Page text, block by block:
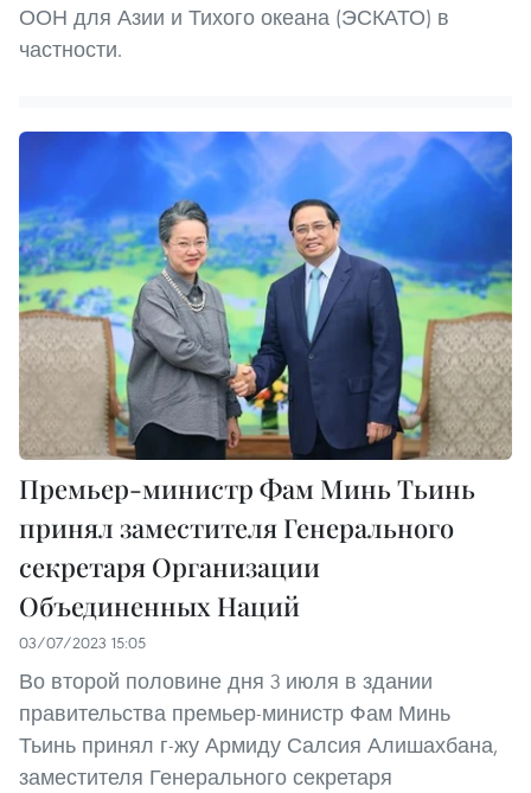
ООН для Азии и Тихого океана (ЭСКАТО) в
частности.
Премьер-министр Фам Минь Тьинь
принял заместителя Генерального
секретаря Организации
Объединенных Наций
03/07/2023 15:05
Во второй половине дня 3 июля в здании
правительства премьер-министр Фам Минь
Тьинь принял г-жу Армиду Салсия Алишахбана,
заместителя Генерального секретаря